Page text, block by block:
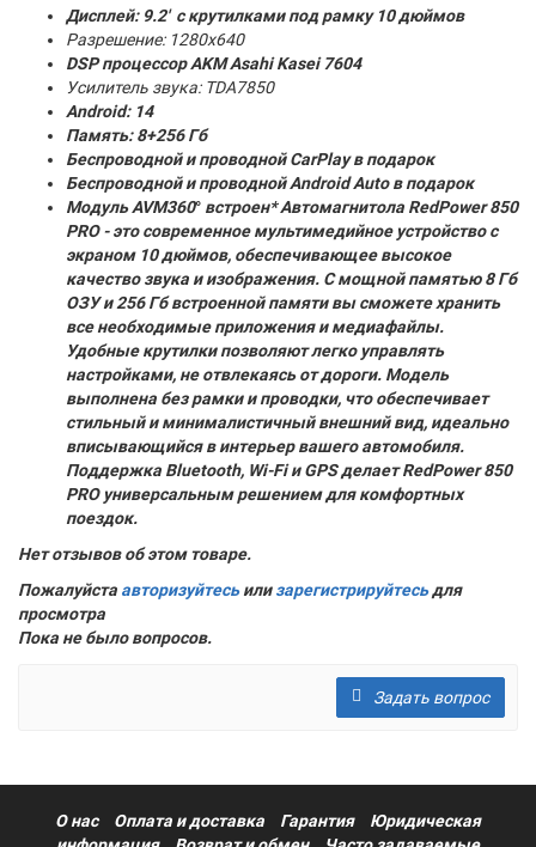
Дисплей: 9.2' с крутилками под рамку 10 дюймов
Разрешение: 1280x640
DSP процессор AKM Asahi Kasei 7604
Усилитель звука: TDA7850
Android: 14
Память:8+256 Гб
Беспроводной и проводной CarPlay в подарок
Беспроводной и проводной Android Auto в подарок
Модуль AVM360° встроен* Автомагнитола RedPower 850
PRO - это современное мультимедийное устройство с
экраном 10 дюймов, обеспечивающее высокое
качество звука и изображения. С мощной памятью 8 Гб
ОЗУ и 256 Гб встроенной памяти вы сможете хранить
все необходимые приложения и медиафайлы.
Удобные крутилки позволяют легко управлять
настройками, не отвлекаясь от дороги. Модель
выполнена без рамки и проводки, что обеспечивает
стильный и минималистичный внешний вид, идеально
вписывающийся в интерьер вашего автомобиля.
Поддержка Bluetooth, Wi-Fi и GPS делает RedPower 850
PRO универсальным решением для комфортных
поездок.
Нет отзывов об этом товаре.
Пожалуйста авторизуйтесьилизарегистрируйтесьдля
просмотра
Пока не было вопросов.
Задать вопрос
О нас Оплата и доставка Гарантия
Юридическая